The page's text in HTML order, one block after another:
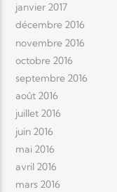
janvier 2017
décembre 2016
novembre 2016
octobre 2016
septembre 2016
août 2016
juillet 2016
juin 2016
mai 2016
avril 2016
mars 2016